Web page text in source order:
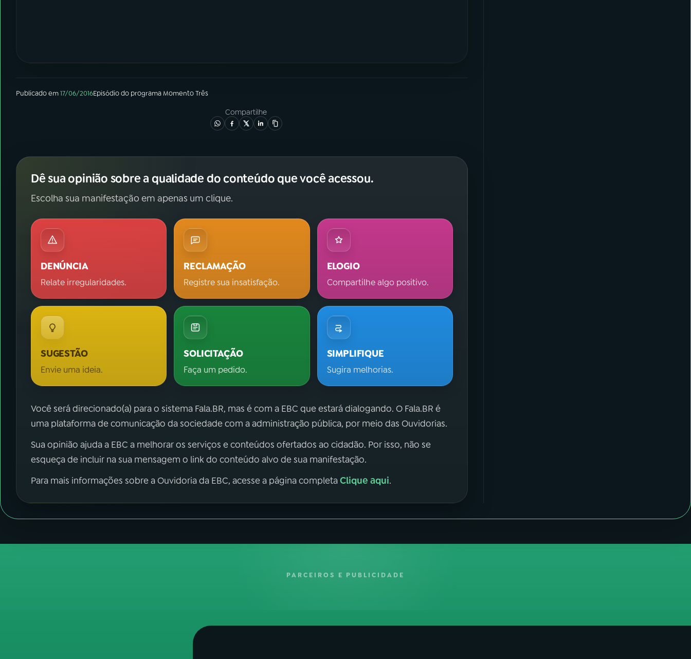
Publicado em17/06/2016Episódiodo programa Momento Três
Compartilhe
Dê sua opinião sobre a qualidade do conteúdo que você acessou.
Escolha sua manifestação em apenas um clique.
DENÚNCIA
Relate irregularidades.
RECLAMAÇÃO
Registre sua insatisfação.
ELOGIO
Compartilhe algo positivo.
SUGESTÃO
Envie uma ideia.
SOLICITAÇÃO
Faça um pedido.
SIMPLIFIQUE
Sugira melhorias.
Você será direcionado(a) para o sistema Fala.BR, mas é com a EBC que estará dialogando. O Fala.BR é
uma plataforma de comunicação da sociedade com a administração pública, por meio das Ouvidorias.
Sua opinião ajuda a EBC a melhorar os serviços e conteúdos ofertados ao cidadão. Por isso, não se
esqueça de incluir na sua mensagem o link do conteúdo alvo de sua manifestação.
Para mais informações sobre a Ouvidoria da EBC, acesse a página completaClique aqui.
PARCEIROS E PUBLICIDADE